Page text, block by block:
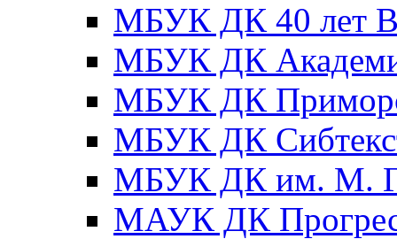
МБУК ДК 40 лет
МБУК ДК
МБУК ДК
МБУК ДК
МБУК ДК им. М.
МАУК ДК